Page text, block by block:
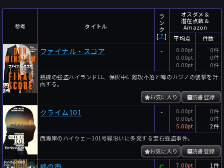
参考 タイトル
ラ
ン
ク
[ ？]
オスダメ＆
潜在点数＆
Amazon
平均点
件数
ファイナル・スコア -
0.00pt
0.00pt
0.00pt
0件
0件
0件
熟練の強盗ハイランドは、保釈中に難攻不落と噂のカジノの襲撃を計
画する。
読書登録
お気に入り
クライム101 -
0.00pt
0.00pt
5.00pt
0件
0件
2件
西海岸のハイウェー101号線沿いに多発する宝石強盗事件。
読書登録
お気に入り
7.00pt
1件